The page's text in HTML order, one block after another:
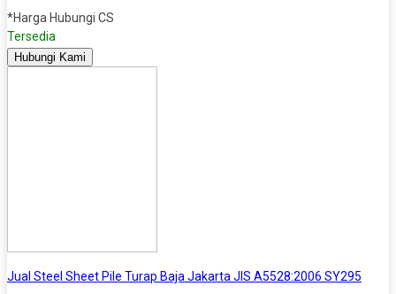
*Harga Hubungi CS
Tersedia
Hubungi Kami
Jual Steel Sheet Pile Turap Baja Jakarta JIS A5528:2006 SY295